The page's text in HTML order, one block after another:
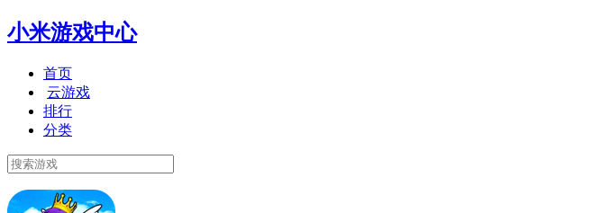
小米游戏中心
首页
云游戏
排行
分类